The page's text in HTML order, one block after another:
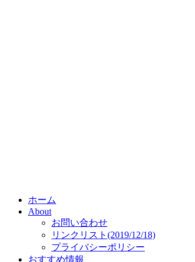
ホーム
About
お問い合わせ
リンクリスト(2019/12/18)
プライバシーポリシー
おすすめ情報